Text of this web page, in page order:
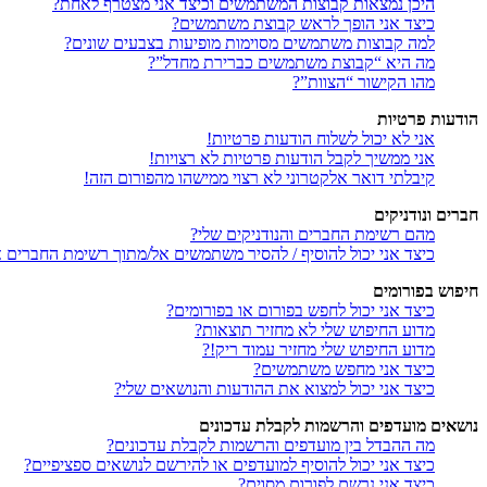
כיצד אני הופך לראש קבוצת משתמשים?
למה קבוצות משתמשים מסוימות מופיעות בצבעים שונים?
מה היא “קבוצת משתמשים כברירת מחדל”?
מהו הקישור “הצוות”?
הודעות פרטיות
אני לא יכול לשלוח הודעות פרטיות!
אני ממשיך לקבל הודעות פרטיות לא רצויות!
קיבלתי דואר אלקטרוני לא רצוי ממישהו מהפורום הזה!
חברים ונודניקים
מהם רשימת החברים והנודניקים שלי?
כיצד אני יכול להוסיף / להסיר משתמשים אל/מתוך רשימת החברים
חיפוש בפורומים
כיצד אני יכול לחפש בפורום או בפורומים?
מדוע החיפוש שלי לא מחזיר תוצאות?
מדוע החיפוש שלי מחזיר עמוד ריק!?
כיצד אני מחפש משתמשים?
כיצד אני יכול למצוא את ההודעות והנושאים שלי?
נושאים מועדפים והרשמות לקבלת עדכונים
מה ההבדל בין מועדפים והרשמות לקבלת עדכונים?
כיצד אני יכול להוסיף למועדפים או להירשם לנושאים ספציפיים?